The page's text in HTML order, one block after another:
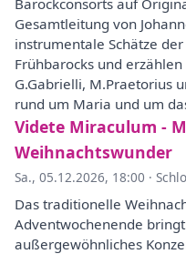
Barockconsorts auf
Gesamtleitung von
instrumentale Schätze
Frühbarocks und
G.Gabrielli, M.Praetorius
rund um Maria und um
Videte Miraculum -
Weihnachtswunder
Sa., 05.12.2026, 18:00 ·
Das traditionelle
Adventwochenende
außergewöhnliches